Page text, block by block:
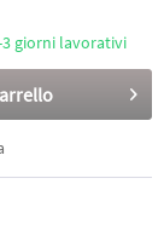
3 giorni lavorativi